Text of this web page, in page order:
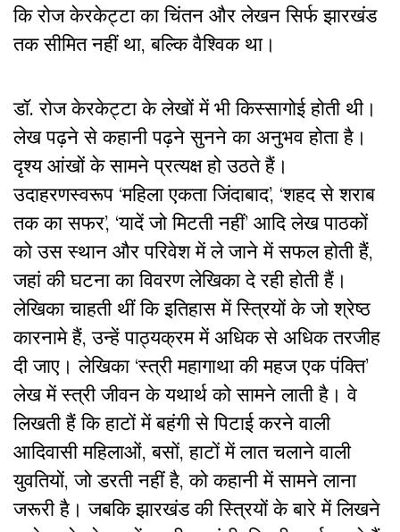
कि रोज केरकेट्टा का चिंतन और लेखन सिर्फ झारखंड
तक सीमित नहीं था, बल्कि वैश्विक था।
डॉ. रोज केरकेट्टा के लेखों में भी किस्सागोई होती थी।
लेख पढ़ने से कहानी पढ़ने सुनने का अनुभव होता है।
दृश्य आंखों के सामने प्रत्यक्ष हो उठते हैं।
उदाहरणस्वरूप ‘महिला एकता जिंदाबाद’, ‘शहद से शराब
तक का सफर’, ‘यादें जो मिटती नहीं’ आदि लेख पाठकों
को उस स्थान और परिवेश में ले जाने में सफल होती हैं,
जहां की घटना का विवरण लेखिका दे रही होती हैं।
लेखिका चाहती थीं कि इतिहास में स्त्रियों के जो श्रेष्ठ
कारनामे हैं, उन्हें पाठ्यक्रम में अधिक से अधिक तरजीह
दी जाए। लेखिका ‘स्त्री महागाथा की महज एक पंक्ति’
लेख में स्त्री जीवन के यथार्थ को सामने लाती है। वे
लिखती हैं कि हाटों में बहंगी से पिटाई करने वाली
आदिवासी महिलाओं, बसों, हाटों में लात चलाने वाली
युवतियों, जो डरती नहीं है, को कहानी में सामने लाना
जरूरी है। जबकि झारखंड की स्त्रियों के बारे में लिखने